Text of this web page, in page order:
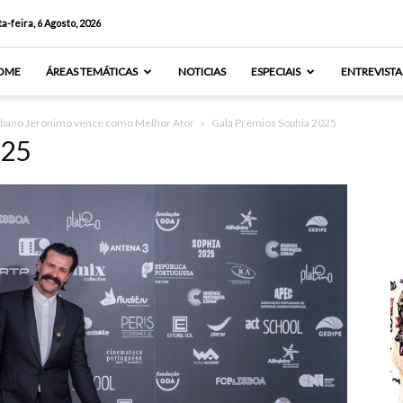
feira, 6 Agosto, 2026
ÁREAS TEMÁTICAS NOTICIAS ESPECIAIS
Jerónimo vence como Melhor Ator Gala Prémios Sophia 2025